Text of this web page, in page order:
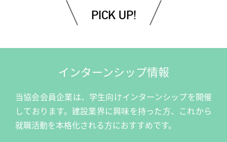
PICK UP!
インターンシップ情報
当協会会員企業は、学生向けインターンシップを開催
しております。建設業界に興味を持った方、これから
就職活動を本格化される方におすすめです。